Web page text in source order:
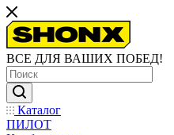
ВСЕ ДЛЯ ВАШИХ ПОБЕД!
Каталог
ПИЛОТ